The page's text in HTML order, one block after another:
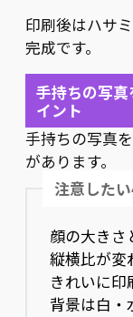
印刷後はハサ
完成です。
手持ちの写
イント
手持ちの写真
があります。
注意した
顔の大きさ
縦横比が変
きれいに印
背景は白・